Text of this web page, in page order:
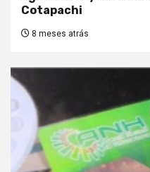
Cotapachi
8 meses atrás